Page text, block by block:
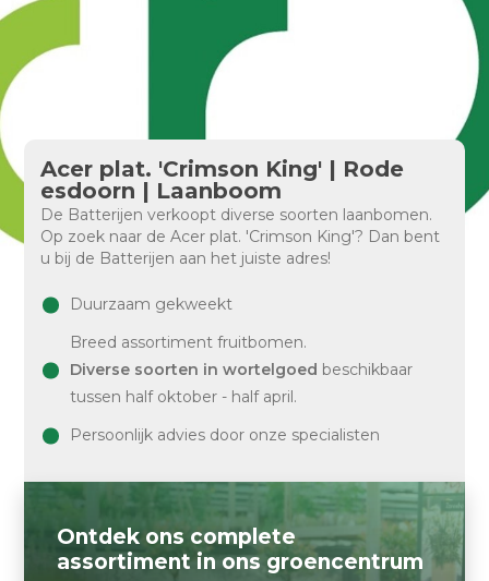
Acer plat. 'Crimson King' | Rode
esdoorn | Laanboom
De Batterijen verkoopt diverse soorten laanbomen.
Op zoek naar de Acer plat. 'Crimson King'? Dan bent
u bij de Batterijen aan het juiste adres!
Duurzaam gekweekt
Breed assortiment fruitbomen.
Diverse soorten in wortelgoed beschikbaar
tussen half oktober - half april.
Persoonlijk advies door onze specialisten
Ontdek ons complete
assortiment in ons groencentrum